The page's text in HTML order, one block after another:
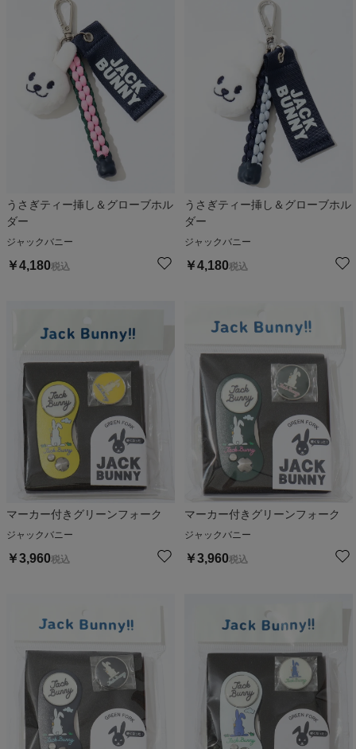
うさぎティー挿し＆グローブホル
ダー
ジャックバニー
￥4,180税込
うさぎティー挿し＆グローブホル
ダー
ジャックバニー
￥4,180税込
マーカー付きグリーンフォーク
ジャックバニー
￥3,960税込
マーカー付きグリーンフォーク
ジャックバニー
￥3,960税込